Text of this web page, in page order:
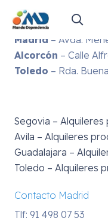
Madrid– C/Maudes
Madrid – Avda.
Alcorcón – Calle
Toledo – Rda.
Segovia –
Avila – Alquileres
Guadalajara –
Toledo – Alquileres
Contacto Madrid
Tlf: 91 498 07 53